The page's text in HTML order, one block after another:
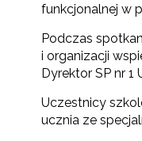
funkcjonalnej w
Podczas
i organizacji
Dyrektor SP nr 1
Uczestnicy
ucznia ze